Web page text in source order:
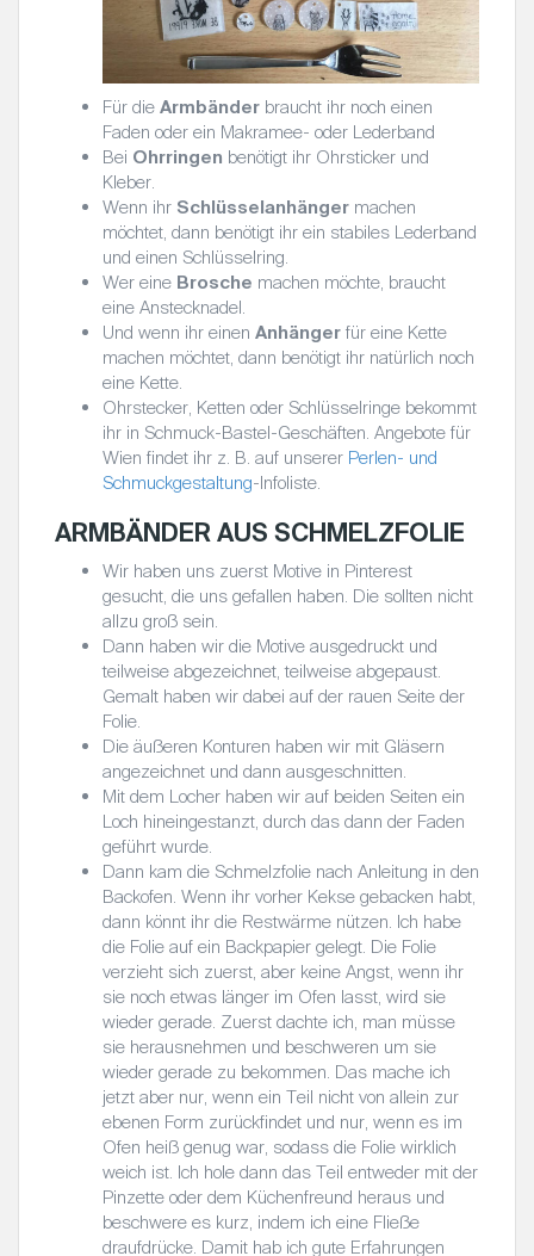
Für die Armbänder braucht ihr noch einen
Faden oder ein Makramee- oder Lederband
Bei Ohrringen benötigt ihr Ohrsticker und
Kleber.
Wenn ihr Schlüsselanhänger machen
möchtet, dann benötigt ihr ein stabiles Lederband
und einen Schlüsselring.
Wer eine Brosche machen möchte, braucht
eine Anstecknadel.
Und wenn ihr einen Anhänger für eine Kette
machen möchtet, dann benötigt ihr natürlich noch
eine Kette.
Ohrstecker, Ketten oder Schlüsselringe bekommt
ihr in Schmuck-Bastel-Geschäften. Angebote für
Wien findet ihr z. B. auf unserer Perlen- und
Schmuckgestaltung-Infoliste.
ARMBÄNDER AUS SCHMELZFOLIE
Wir haben uns zuerst Motive in Pinterest
gesucht, die uns gefallen haben. Die sollten nicht
allzu groß sein.
Dann haben wir die Motive ausgedruckt und
teilweise abgezeichnet, teilweise abgepaust.
Gemalt haben wir dabei auf der rauen Seite der
Folie.
Die äußeren Konturen haben wir mit Gläsern
angezeichnet und dann ausgeschnitten.
Mit dem Locher haben wir auf beiden Seiten ein
Loch hineingestanzt, durch das dann der Faden
geführt wurde.
Dann kam die Schmelzfolie nach Anleitung in den
Backofen. Wenn ihr vorher Kekse gebacken habt,
dann könnt ihr die Restwärme nützen. Ich habe
die Folie auf ein Backpapier gelegt. Die Folie
verzieht sich zuerst, aber keine Angst, wenn ihr
sie noch etwas länger im Ofen lasst, wird sie
wieder gerade. Zuerst dachte ich, man müsse
sie herausnehmen und beschweren um sie
wieder gerade zu bekommen. Das mache ich
jetzt aber nur, wenn ein Teil nicht von allein zur
ebenen Form zurückfindet und nur, wenn es im
Ofen heiß genug war, sodass die Folie wirklich
weich ist. Ich hole dann das Teil entweder mit der
Pinzette oder dem Küchenfreund heraus und
beschwere es kurz, indem ich eine Fließe
draufdrücke. Damit hab ich gute Erfahrungen